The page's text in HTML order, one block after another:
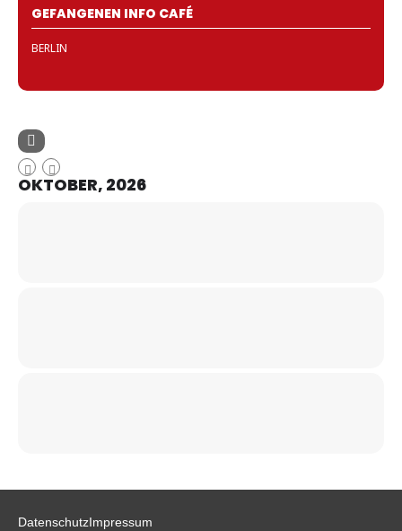
GEFANGENEN INFO CAFÉ
BERLIN
OKTOBER, 2026
DatenschutzImpressum